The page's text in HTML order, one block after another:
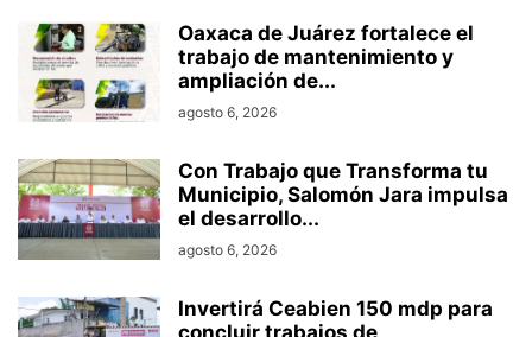
Oaxaca de Juárez fortalece el
trabajo de mantenimiento y
ampliación de...
agosto 6, 2026
Con Trabajo que Transforma tu
Municipio, Salomón Jara impulsa
el desarrollo...
agosto 6, 2026
Invertirá Ceabien 150 mdp para
concluir trabajos de